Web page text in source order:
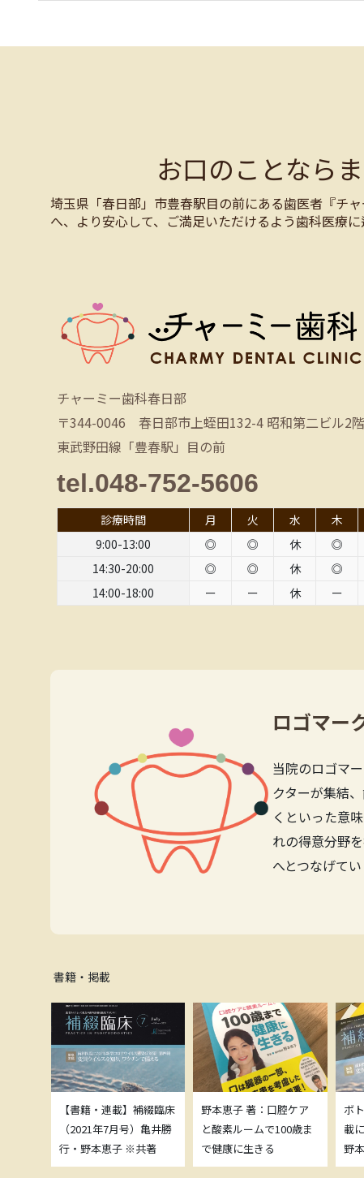
お口のことなら
埼玉県「春日部」市豊春駅目の前にある歯医者『チ
へ、より安心して、ご満足いただけるよう歯科医療
チャーミー歯科春日部
〒344-0046 春日部市上蛭田132-4 昭和第二ビル2階
東武野田線「豊春駅」目の前
tel.048-752-5606
診療時間 月 火 水 木
9:00-13:00
◎ ◎ 休 ◎
14:30-20:00
◎ ◎ 休 ◎
14:00-18:00
ー ー 休 ー
ロゴマー
当院のロゴマ
クターが集結
くといった意
れの得意分野
へとつなげて
書籍・掲載
【書籍・連載】補綴臨床
（2021年7月号）亀井勝
行・野本恵子 ※共著
野本恵子 著：口腔ケア
と酸素ルームで100歳ま
で健康に生きる
ボ
載
野